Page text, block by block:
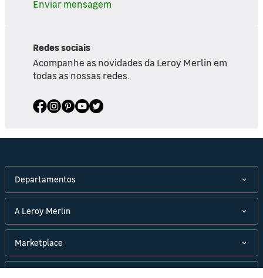
Enviar mensagem
Redes sociais
Acompanhe as novidades da Leroy Merlin em
todas as nossas redes.
Departamentos
A Leroy Merlin
Marketplace